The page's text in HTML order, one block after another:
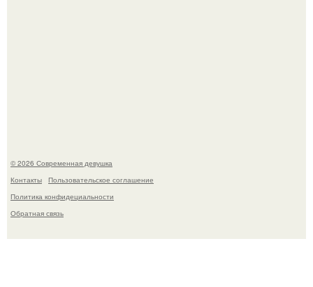
© 2026 Современная девушка
Контакты
Пользовательское соглашение
Политика конфидециальности
Обратная связь